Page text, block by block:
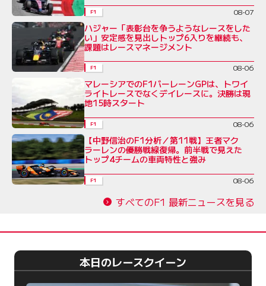
F1 08-07
ハジャー「表彰台を争うようなレースをした
い」安定感を見出しトップ6入りを継続も、
課題はレースマネージメント
F1 08-06
マレーシアでのF1バーレーンGPは、トワイ
ライトレースでなくデイレースに。決勝は現
地15時スタート
F1 08-06
【中野信治のF1分析／第11戦】王者マク
ラーレンの優勝戦線復帰。前半戦で見えた
トップ4チームの車両特性と強み
F1 08-06
すべてのF1 最新ニュースを見る
本日のレースクイーン